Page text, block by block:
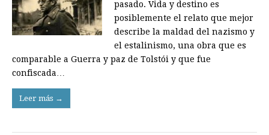
pasado. Vida y destino es
posiblemente el relato que mejor
describe la maldad del nazismo y
el estalinismo, una obra que es
comparable a Guerra y paz de Tolstói y que fue
confiscada…
Leer más →